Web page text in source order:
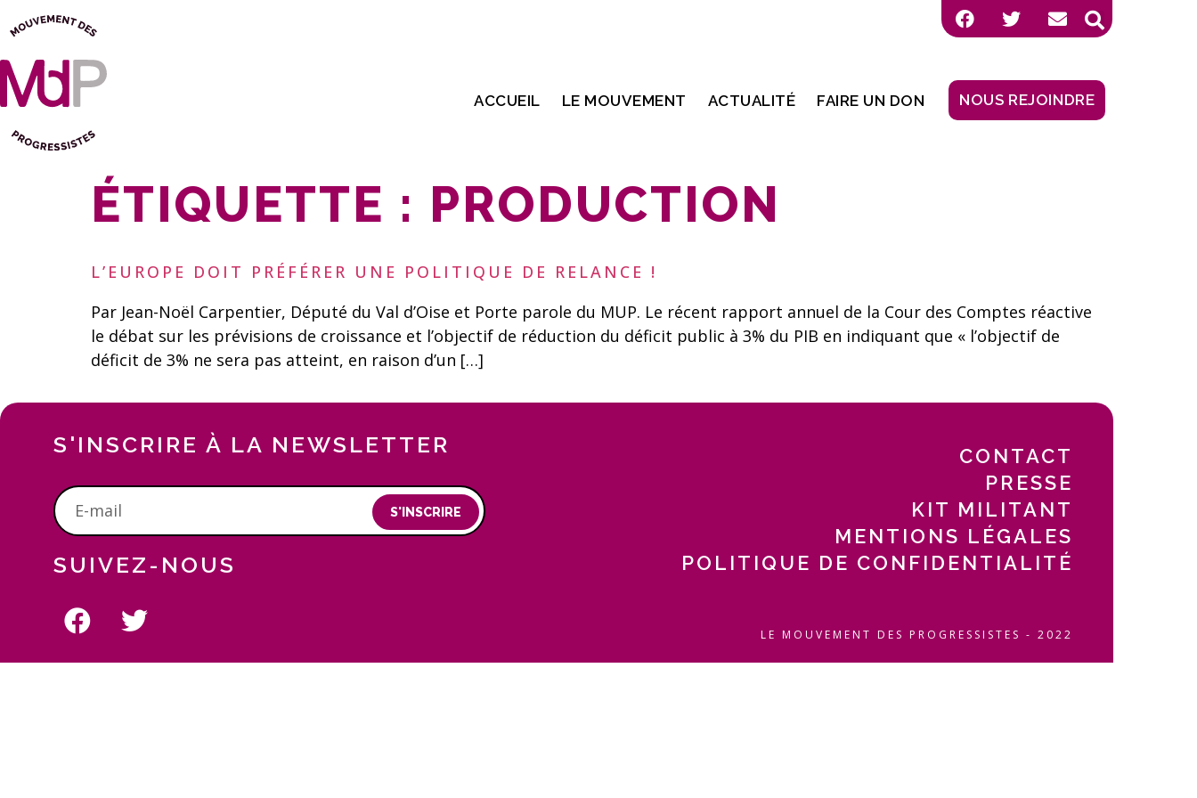
ACCUEIL LE MOUVEMENT ACTUALITÉ FAIRE UN DON NOUS REJOINDRE
ÉTIQUETTE : PRODUCTION
L’EUROPE DOIT PRÉFÉRER UNE POLITIQUE DE RELANCE !
Par Jean-Noël Carpentier, Député du Val d’Oise et Porte parole du MUP. Le récent rapport annuel de la Cour des Comptes réactive
le débat sur les prévisions de croissance et l’objectif de réduction du déficit public à 3% du PIB en indiquant que « l’objectif de
déficit de 3% ne sera pas atteint, en raison d’un […]
S'INSCRIRE À LA NEWSLETTER
S'INSCRIRE
SUIVEZ-NOUS
CONTACT
PRESSE
KIT MILITANT
MENTIONS LÉGALES
POLITIQUE DE CONFIDENTIALITÉ
LE MOUVEMENT DES PROGRESSISTES - 2022